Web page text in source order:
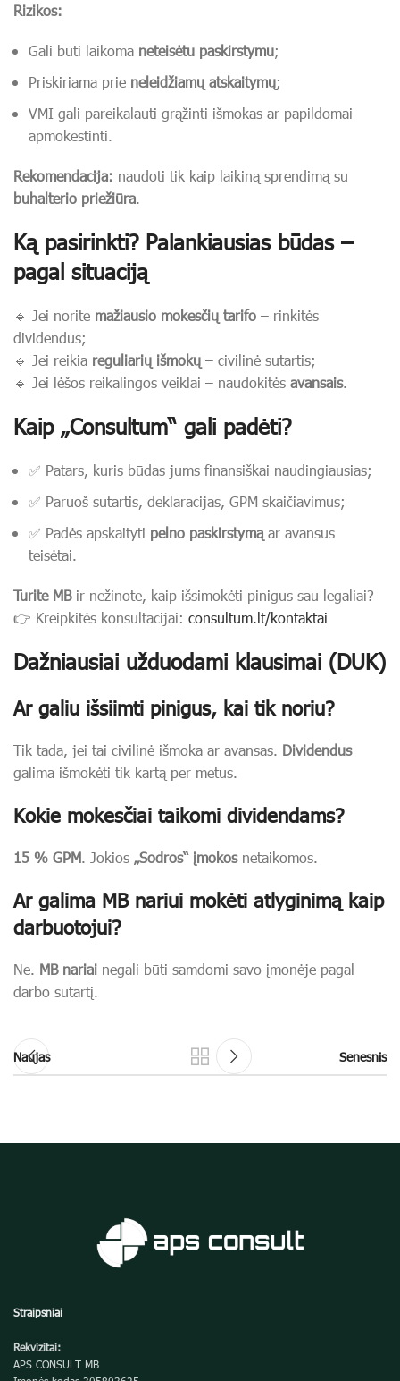
Rizikos:
Gali būti laikoma neteisėtu paskirstymu;
Priskiriama prie neleidžiamų atskaitymų;
VMI gali pareikalauti grąžinti išmokas ar papildomai
apmokestinti.
Rekomendacija: naudoti tik kaip laikiną sprendimą su
buhalterio priežiūra.
Ką pasirinkti? Palankiausias būdas –
pagal situaciją
🔹 Jei norite mažiausio mokesčių tarifo – rinkitės
dividendus;
🔹 Jei reikia reguliarių išmokų – civilinė sutartis;
🔹 Jei lėšos reikalingos veiklai – naudokitės avansais.
Kaip „Consultum“ gali padėti?
✅ Patars, kuris būdas jums finansiškai naudingiausias;
✅ Paruoš sutartis, deklaracijas, GPM skaičiavimus;
✅ Padės apskaityti pelno paskirstymą ar avansus
teisėtai.
Turite MBir nežinote, kaip išsimokėti pinigus sau legaliai?
👉 Kreipkitės konsultacijai: consultum.lt/kontaktai
Dažniausiai užduodami klausimai (DUK)
Ar galiu išsiimti pinigus, kai tik noriu?
Tik tada, jei tai civilinė išmoka ar avansas. Dividendus
galima išmokėti tik kartą per metus.
Kokie mokesčiai taikomi dividendams?
15 % GPM. Jokios „Sodros“ įmokosnetaikomos.
Ar galima MB nariui mokėti atlyginimą kaip
darbuotojui?
Ne. MB nariai negali būti samdomi savo įmonėje pagal
darbo sutartį.
Naujas Senesnis
Straipsniai
Rekvizitai:
APS CONSULT MB